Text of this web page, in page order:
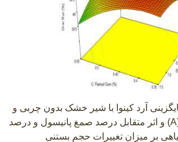
جایگزینی آرد کینوا با شیر خشک بدون چربی و
) و اثر متقابل درصد صمغ پانیسول و درصد
بر میزان تغییرات حجم بستنی